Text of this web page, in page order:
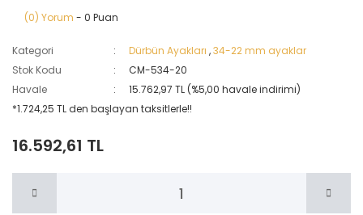
(0) Yorum - 0 Puan
Kategori Dürbün Ayakları ,34-22 mm ayaklar
Stok Kodu
CM-534-20
Havale
15.762,97 TL (%5,00 havale indirimi)
*1.724,25 TL den başlayan taksitlerle!!
16.592,61 TL